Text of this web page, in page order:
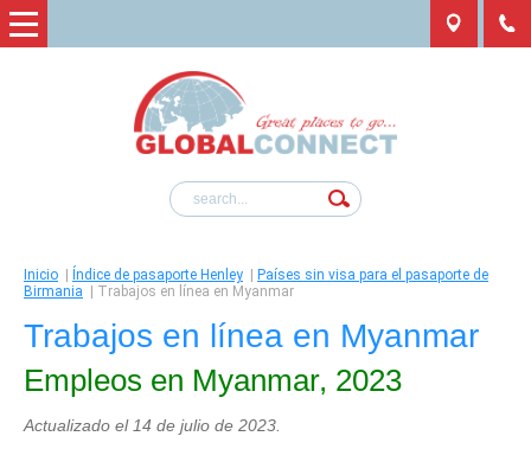
Inicio Índice de pasaporte Henley
Países sin visa para el pasaporte de
Birmania
Trabajos en línea en Myanmar
Trabajos en línea en Myanmar
Empleos en Myanmar, 2023
Actualizado el 14 de julio de 2023.